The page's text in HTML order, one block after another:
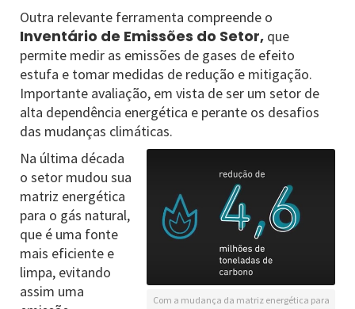
Outra relevante ferramenta compreende o
Inventário de Emissões do Setor, que
permite medir as emissões de gases de efeito
estufa e tomar medidas de redução e mitigação.
Importante avaliação, em vista de ser um setor de
alta dependência energética e perante os desafios
das mudanças climáticas.
Com a mudança da matriz energética para
Na última década
o setor mudou sua
matriz energética
para o gás natural,
que é uma fonte
mais eficiente e
limpa, evitando
assim uma